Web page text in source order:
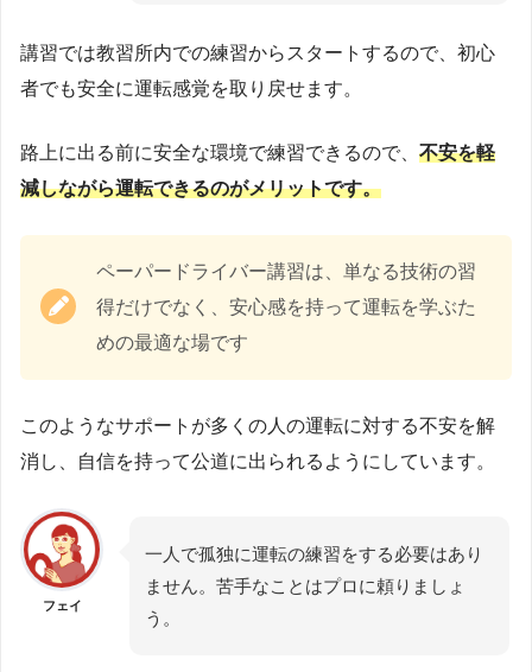
講習では教習所内での練習からスタートするので、初心
者でも安全に運転感覚を取り戻せます。
路上に出る前に安全な環境で練習できるので、 不安を軽
減しながら運転できるのがメリットです。
ペーパードライバー講習は、単なる技術の習
得だけでなく、安心感を持って運転を学ぶた
めの最適な場です
このようなサポートが多くの人の運転に対する不安を解
消し、自信を持って公道に出られるようにしています。
フェイ
一人で孤独に運転の練習をする必要はあり
ません。苦手なことはプロに頼りましょ
う。